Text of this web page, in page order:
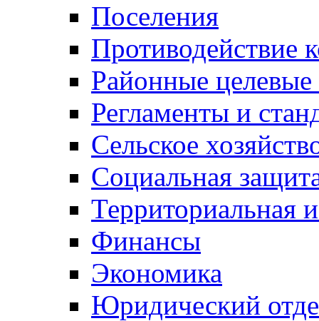
Поселения
Противодействие
Районные
Регламенты и
Сельское
Социальная
Территориальная
Финансы
Экономика
Юридический